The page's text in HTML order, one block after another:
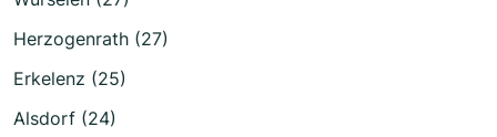
Herzogenrath (27)
Erkelenz (25)
Alsdorf (24)